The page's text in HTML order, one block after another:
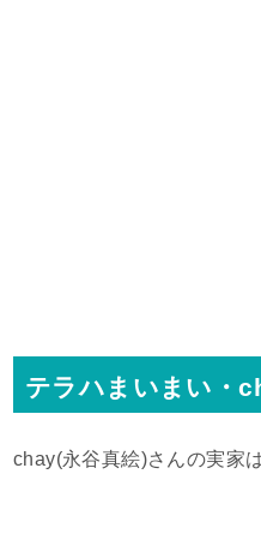
テラハまいまい・
chay(永谷真絵)さんの実家